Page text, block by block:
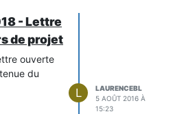
- Lettre
de projet
ouverte
du
L
LAURENCEBL
5 AOÛT 2016 À
15:23